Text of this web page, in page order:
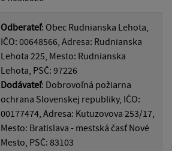
Odberateľ: Obec Rudnianska Lehota,
IČO: 00648566, Adresa: Rudnianska
Lehota 225, Mesto: Rudnianska
Lehota, PSČ: 97226
Dodávateľ: Dobrovoľná požiarna
ochrana Slovenskej republiky, IČO:
00177474, Adresa: Kutuzovova 253/17,
Mesto: Bratislava - mestská časť Nové
Mesto, PSČ: 83103